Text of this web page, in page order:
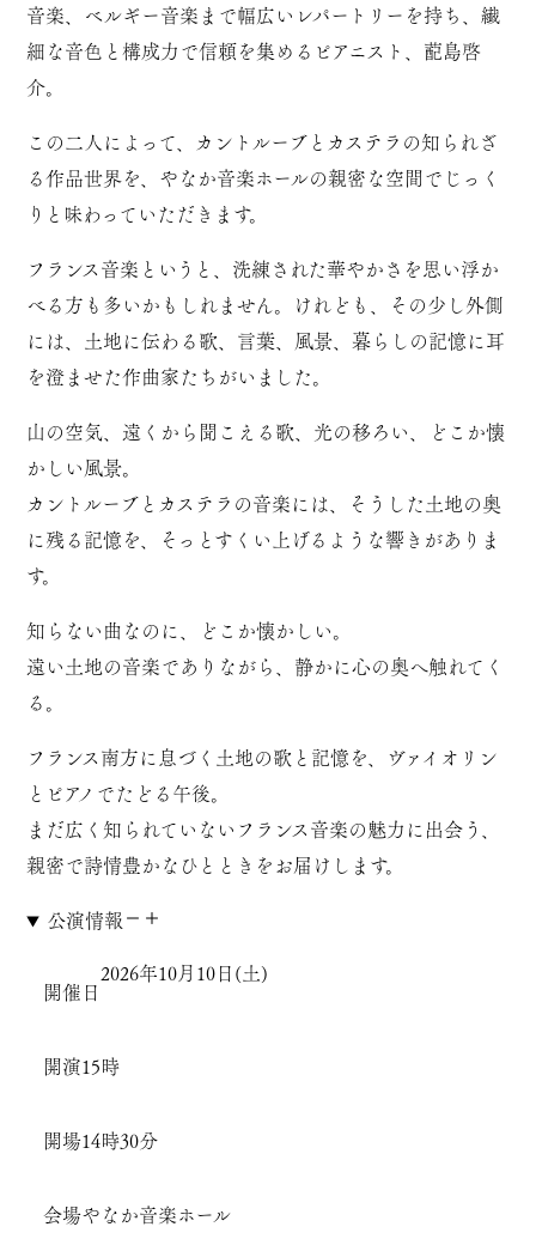
音楽、ベルギー音楽まで幅広いレパートリーを持ち、繊
細な音色と構成力で信頼を集めるピアニスト、蓜島啓
介。
この二人によって、カントルーブとカステラの知られざ
る作品世界を、やなか音楽ホールの親密な空間でじっく
りと味わっていただきます。
フランス音楽というと、洗練された華やかさを思い浮か
べる方も多いかもしれません。けれども、その少し外側
には、土地に伝わる歌、言葉、風景、暮らしの記憶に耳
を澄ませた作曲家たちがいました。
山の空気、遠くから聞こえる歌、光の移ろい、どこか懐
かしい風景。
カントルーブとカステラの音楽には、そうした土地の奥
に残る記憶を、そっとすくい上げるような響きがありま
す。
知らない曲なのに、どこか懐かしい。
遠い土地の音楽でありながら、静かに心の奥へ触れてく
る。
フランス南方に息づく土地の歌と記憶を、ヴァイオリン
とピアノでたどる午後。
まだ広く知られていないフランス音楽の魅力に出会う、
親密で詩情豊かなひとときをお届けします。
公演情報
開催日
2026年10月10日(土)
開演15時
開場14時30分
会場やなか音楽ホール